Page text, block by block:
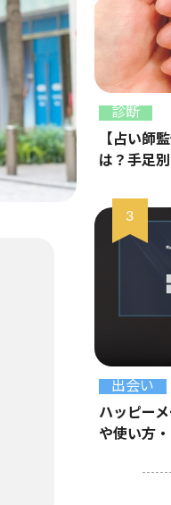
診断
【占い師
は？手足
出会い
ハッピー
や使い方